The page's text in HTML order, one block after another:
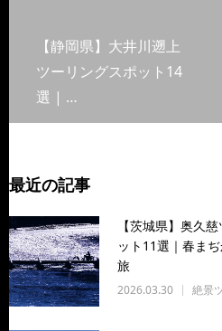
【静岡県】大井川遡上
ツーリングスポット14
選 | …
最近の記事
【茨城県】奥久
ット11選｜春ま
旅
2026.03.30 絶景